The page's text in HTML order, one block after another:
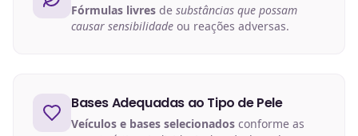
Fórmulas livres de substâncias que possam
causar sensibilidade ou reações adversas.
Bases Adequadas ao Tipo de Pele
Veículos e bases selecionados conforme as